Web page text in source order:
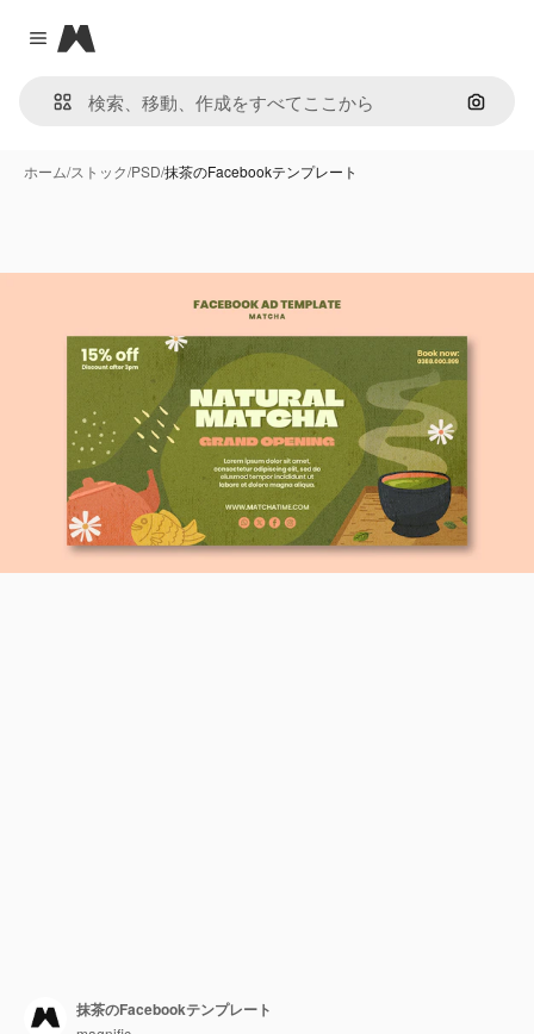
Close menu
Magnific
画像で
ホーム/ストック/PSD/抹茶のFacebookテンプレート
抹茶のFacebookテンプレート